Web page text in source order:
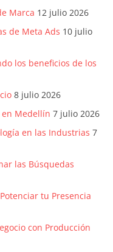
Marca 12 julio 2026
de Meta Ads 10 julio
los beneficios de los
8 julio 2026
en Medellín 7 julio 2026
en las Industrias 7
las Búsquedas
tu Presencia
con Producción